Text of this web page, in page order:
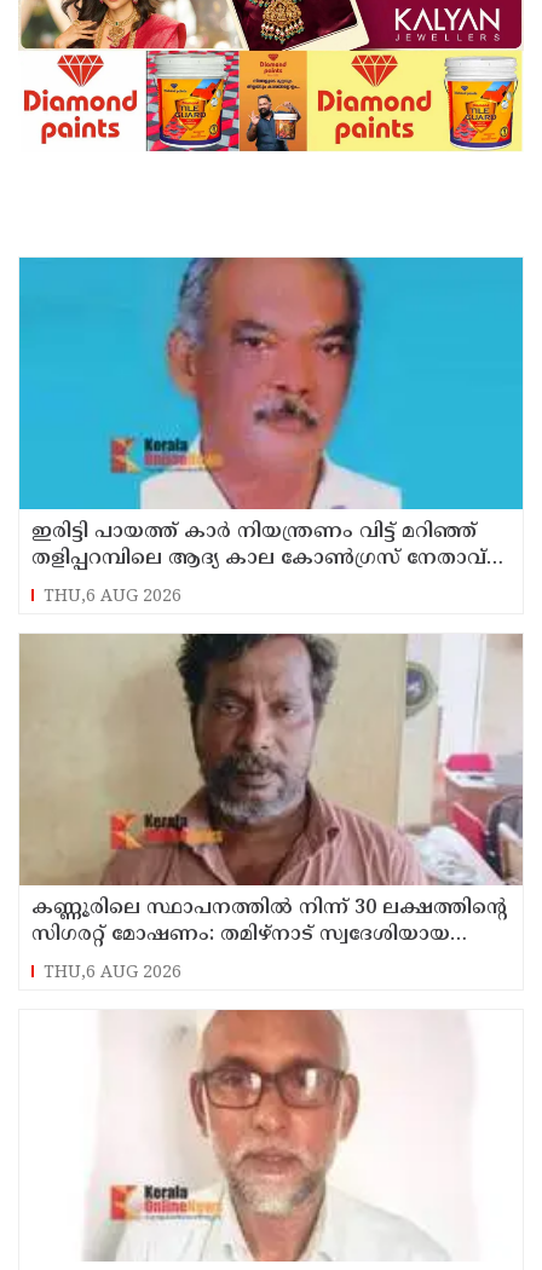
ഇരിട്ടി പായത്ത് കാർ നിയന്ത്രണം വിട്ട് മറിഞ്ഞ്
തളിപ്പറമ്പിലെ ആദ്യ കാല കോണ്‍ഗ്രസ് നേതാവ്
മരിച്ചു
THU,6 AUG 2026
കണ്ണൂരിലെ സ്ഥാപനത്തിൽ നിന്ന് 30 ലക്ഷത്തിന്റെ
സിഗരറ്റ് മോഷണം: തമിഴ്‌നാട് സ്വദേശിയായ
സെയിൽസ്മാൻ തെങ്കാശിയിൽ പിടിയിൽ
THU,6 AUG 2026